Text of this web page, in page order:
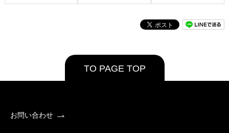
TO PAGE TOP
お問い合わせ